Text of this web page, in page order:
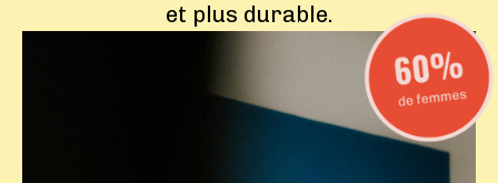
et plus durable.